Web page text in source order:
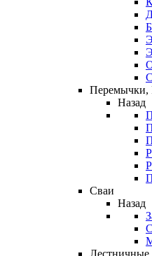
Перемычки,
Назад
Сваи
Назад
Лестничные